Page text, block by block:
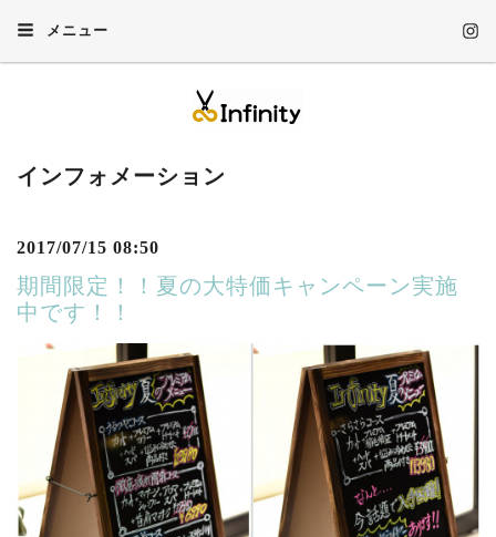
メニュー
インフォメーション
2017/07/15 08:50
期間限定！！夏の大特価キャンペーン実施
中です！！